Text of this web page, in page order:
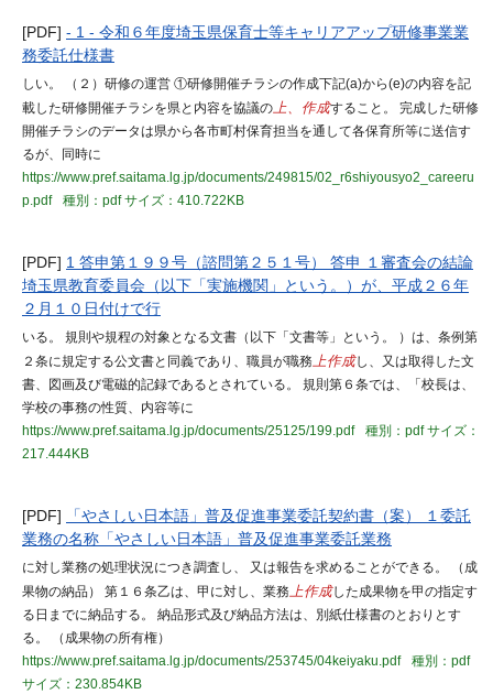
[PDF] - 1 - 令和６年度埼玉県保育士等キャリアアップ研修事業業
務委託仕様書
しい。 （２）研修の運営 ①研修開催チラシの作成下記(a)から(e)の内容を記
載した研修開催チラシを県と内容を協議の上、作成すること。 完成した研修
開催チラシのデータは県から各市町村保育担当を通して各保育所等に送信す
るが、同時に
https://www.pref.saitama.lg.jp/documents/249815/02_r6shiyousyo2_careeru
p.pdf
種別：pdfサイズ：410.722KB
[PDF] 1 答申第１９９号（諮問第２５１号） 答申 １審査会の結論
埼玉県教育委員会（以下「実施機関」という。）が、平成２６年
２月１０日付けで行
いる。 規則や規程の対象となる文書（以下「文書等」という。 ）は、条例第
２条に規定する公文書と同義であり、職員が職務上作成し、又は取得した文
書、図画及び電磁的記録であるとされている。 規則第６条では、「校長は、
学校の事務の性質、内容等に
https://www.pref.saitama.lg.jp/documents/25125/199.pdf
種別：pdfサイズ：
217.444KB
[PDF]
「やさしい日本語」普及促進事業委託契約書（案） １委託
業務の名称「やさしい日本語」普及促進事業委託業務
に対し業務の処理状況につき調査し、 又は報告を求めることができる。 （成
果物の納品） 第１６条乙は、甲に対し、業務上作成した成果物を甲の指定す
る日までに納品する。 納品形式及び納品方法は、別紙仕様書のとおりとす
る。 （成果物の所有権）
https://www.pref.saitama.lg.jp/documents/253745/04keiyaku.pdf
種別：pdf
サイズ：230.854KB